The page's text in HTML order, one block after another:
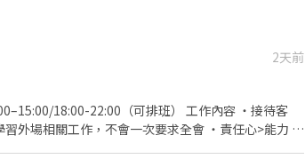
2天前
外場相關工作，不會一次要求全會 ・責任心>能力 ・